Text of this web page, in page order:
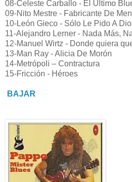
08-Celeste Carballo - El Último
09-Nito Mestre - Fabricante De
10-León Gieco - Sólo Le Pido A
11-Alejandro Lerner - Nada Más,
12-Manuel Wirtz - Donde quiera
13-Man Ray - Alicia De Morón
14-Metrópoli – Contractura
15-Fricción - Héroes
BAJAR